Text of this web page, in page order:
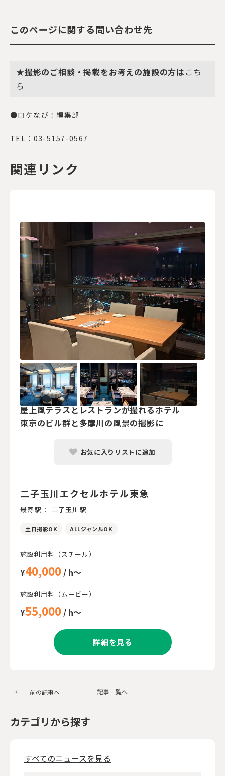
このページに関する問い合わせ先
★撮影のご相談・掲載をお考えの施設の方は こち
ら
●ロケなび！編集部
TEL：03-5157-0567
関連リンク
屋上風テラスとレストランが撮れるホテル
東京のビル群と多摩川の風景の撮影に
お気に入りリストに追加
二子玉川エクセルホテル東急
最寄駅： 二子玉川駅
土日撮影OK ALLジャンルOK
施設利用料（スチール）
¥40,000 / h～
施設利用料（ムービー）
¥55,000 / h～
詳細を見る
前の記事へ 記事一覧へ
カテゴリから探す
すべてのニュースを見る